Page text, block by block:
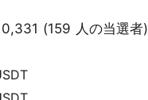
(159 人の当選者)